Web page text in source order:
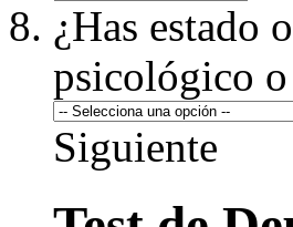
¿Has estado
psicológico
Siguiente